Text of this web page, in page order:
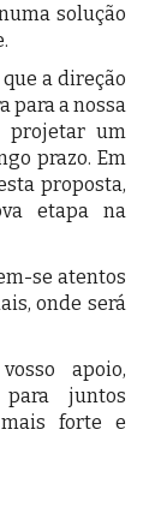
solução
a direção
para a nossa
projetar um
prazo. Em
proposta,
etapa na
se atentos
onde será
apoio,
juntos
forte e